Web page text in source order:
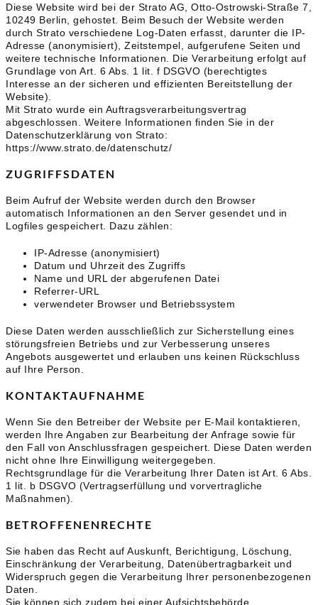
Diese Website wird bei der Strato AG, Otto-Ostrowski-Straße 7,
10249 Berlin, gehostet. Beim Besuch der Website werden
durch Strato verschiedene Log-Daten erfasst, darunter die IP-
Adresse (anonymisiert), Zeitstempel, aufgerufene Seiten und
weitere technische Informationen. Die Verarbeitung erfolgt auf
Grundlage von Art. 6 Abs. 1 lit. f DSGVO (berechtigtes
Interesse an der sicheren und effizienten Bereitstellung der
Website).
Mit Strato wurde ein Auftragsverarbeitungsvertrag
abgeschlossen. Weitere Informationen finden Sie in der
Datenschutzerklärung von Strato:
https://www.strato.de/datenschutz/
ZUGRIFFSDATEN
Beim Aufruf der Website werden durch den Browser
automatisch Informationen an den Server gesendet und in
Logfiles gespeichert. Dazu zählen:
IP-Adresse (anonymisiert)
Datum und Uhrzeit des Zugriffs
Name und URL der abgerufenen Datei
Referrer-URL
verwendeter Browser und Betriebssystem
Diese Daten werden ausschließlich zur Sicherstellung eines
störungsfreien Betriebs und zur Verbesserung unseres
Angebots ausgewertet und erlauben uns keinen Rückschluss
auf Ihre Person.
KONTAKTAUFNAHME
Wenn Sie den Betreiber der Website per E-Mail kontaktieren,
werden Ihre Angaben zur Bearbeitung der Anfrage sowie für
den Fall von Anschlussfragen gespeichert. Diese Daten werden
nicht ohne Ihre Einwilligung weitergegeben.
Rechtsgrundlage für die Verarbeitung Ihrer Daten ist Art. 6 Abs.
1 lit. b DSGVO (Vertragserfüllung und vorvertragliche
Maßnahmen).
BETROFFENENRECHTE
Sie haben das Recht auf Auskunft, Berichtigung, Löschung,
Einschränkung der Verarbeitung, Datenübertragbarkeit und
Widerspruch gegen die Verarbeitung Ihrer personenbezogenen
Daten.
Sie können sich zudem bei einer Aufsichtsbehörde